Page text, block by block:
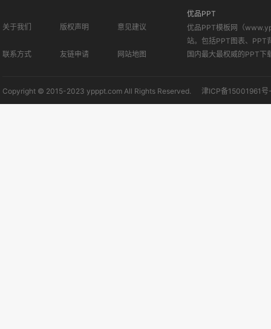
关于我们 版权声明 意见建议
联系方式 友链申请 网站地图
优品PPT
优品PPT模板网（
站。包括PPT图表、PPT
国内最大最权威的PPT下
Copyright © 2015-2023 ypppt.com All Rights Reserved. 津ICP备15001961号